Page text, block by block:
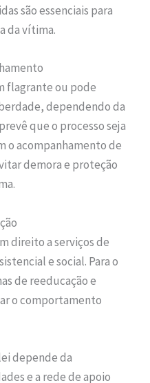
são essenciais para
da vítima.
flagrante ou pode
dependendo da
que o processo seja
o acompanhamento de
demora e proteção
direito a serviços de
e social. Para o
de reeducação e
o comportamento
depende da
e a rede de apoio